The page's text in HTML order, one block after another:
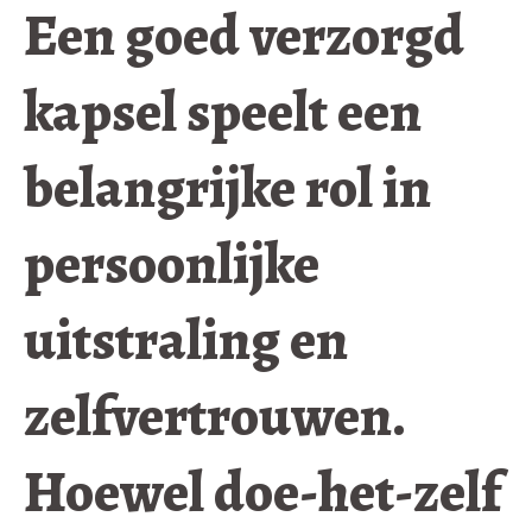
Een goed verzorgd
kapsel speelt een
belangrijke rol in
persoonlijke
uitstraling en
zelfvertrouwen.
Hoewel doe-het-zelf